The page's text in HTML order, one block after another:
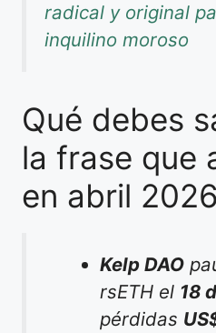
radical y original
inquilino moroso
Qué debes
la frase que
en abril 2026
Kelp DAO
rsETH el 18
pérdidas